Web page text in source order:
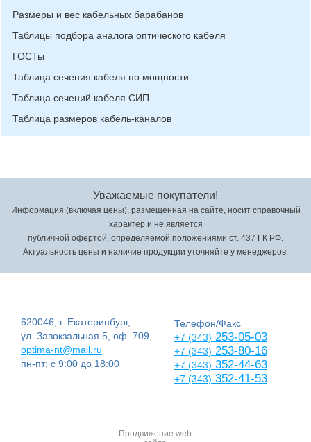
Размеры и вес кабельных барабанов
Таблицы подбора аналога оптического кабеля
ГОСТы
Таблица сечения кабеля по мощности
Таблица сечений кабеля СИП
Таблица размеров кабель-каналов
Уважаемые покупатели!
Информация (включая цены), размещенная на сайте, носит справочный
характер и не является
публичной офертой, определяемой положениями ст. 437 ГК РФ.
Актуальность цены и наличие продукции уточняйте у менеджеров.
620046, г. Екатеринбург,
ул. Завокзальная 5, оф. 709,
optima-nt@mail.ru
пн-пт: с 9:00 до 18:00
Телефон/Факс
+7 (343) 253-05-03
+7 (343) 253-80-16
+7 (343) 352-44-63
+7 (343) 352-41-53
Продвижение web